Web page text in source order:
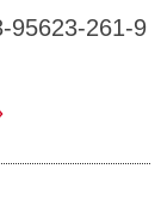
95623-261-9